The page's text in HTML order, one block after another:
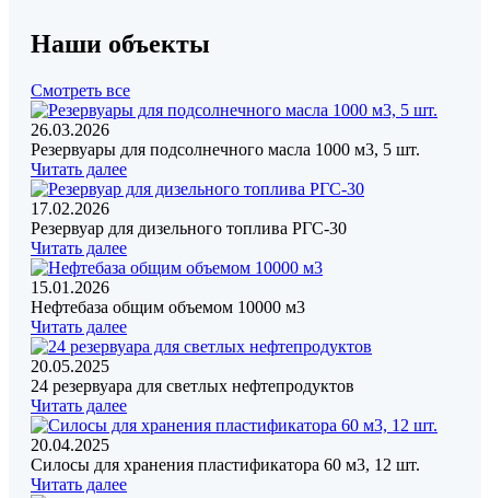
Наши объекты
Смотреть все
26.03.2026
Резервуары для подсолнечного масла 1000 м3, 5 шт.
Читать далее
17.02.2026
Резервуар для дизельного топлива РГС-30
Читать далее
15.01.2026
Нефтебаза общим объемом 10000 м3
Читать далее
20.05.2025
24 резервуара для светлых нефтепродуктов
Читать далее
20.04.2025
Силосы для хранения пластификатора 60 м3, 12 шт.
Читать далее